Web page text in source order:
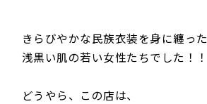
きらびやかな民族衣装を身に纏った
浅黒い肌の若い女性たちでした！！
どうやら、この店は、